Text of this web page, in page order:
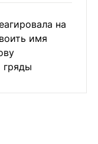
на
имя
гряды